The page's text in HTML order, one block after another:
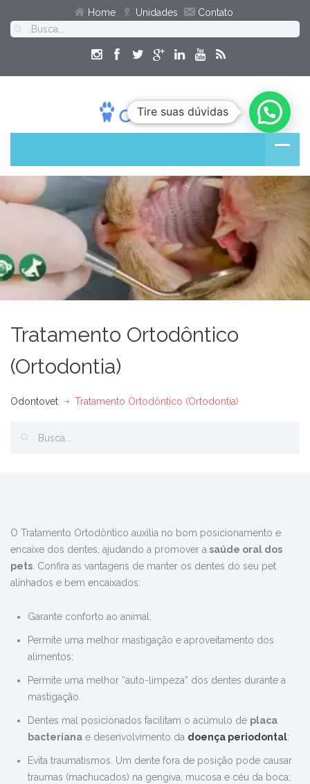
Home Unidades Contato
Tratamento Ortodôntico
(Ortodontia)
Odontovet Tratamento Ortodôntico (Ortodontia)
O Tratamento Ortodôntico auxilia no bom posicionamento e
encaixe dos dentes, ajudando a promover asaúde oral dos
pets. Confira as vantagens de manter os dentes do seu pet
alinhados e bem encaixados:
Garante conforto ao animal;
Permite uma melhor mastigação e aproveitamento dos
alimentos;
Permite uma melhor “auto-limpeza” dos dentes durante a
mastigação.
Dentes mal posicionados facilitam o acúmulo de placa
bacteriana e desenvolvimento da doença periodontal;
Evita traumatismos. Um dente fora de posição pode causar
traumas (machucados) na gengiva, mucosa e céu da boca;
Tire suas dúvidas